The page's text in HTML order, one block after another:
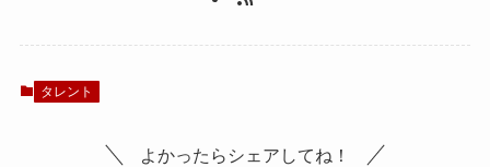
タレント
よかったらシェアしてね！